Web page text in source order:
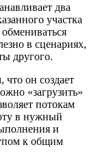
два
участка
в сценариях,
другого.
что он создает
«загрузить»
потокам
в нужный
и
к общим